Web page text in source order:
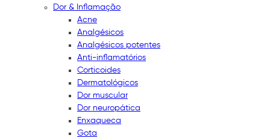
Dor & Inflamação
Acne
Analgésicos
Analgésicos potentes
Anti-inflamatórios
Corticoides
Dermatológicos
Dor muscular
Dor neuropática
Enxaqueca
Gota